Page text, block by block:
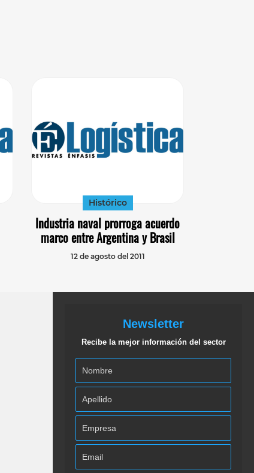
Histórico
Industria naval prorroga acuerdo
marco entre Argentina y Brasil
12 de agosto del 2011
Newsletter
Recibe la mejor información del sector